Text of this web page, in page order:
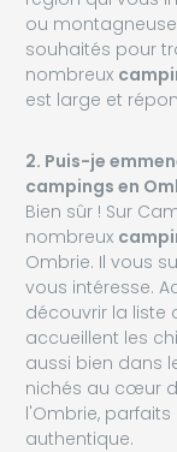
ou
souhaités pour
nombreux
est large et
2. Puis-je
campings en
Bien sûr ! Sur
nombreux
Ombrie. Il vous
vous intéresse.
découvrir la liste
accueillent les
aussi bien dans
nichés au cœur
l'Ombrie,
authentique.